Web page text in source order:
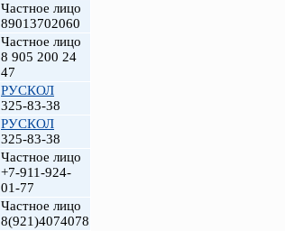
Частное лицо
89013702060
Частное лицо
8 905 200 24
47
РУСКОЛ
325-83-38
РУСКОЛ
325-83-38
Частное лицо
+7-911-924-
01-77
Частное лицо
8(921)4074078